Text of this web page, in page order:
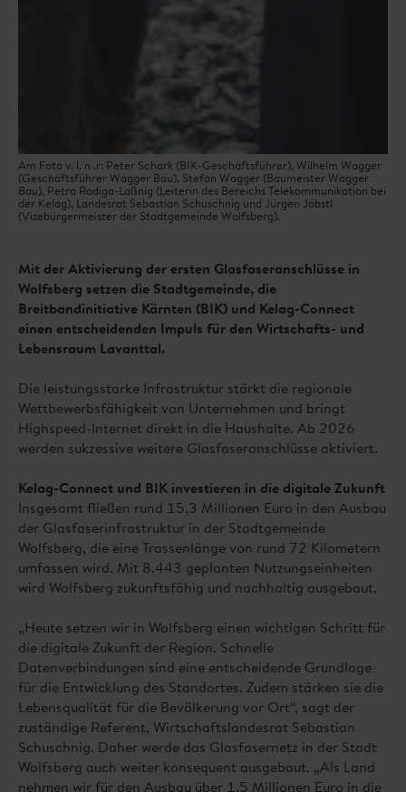
Am Foto v. l. n .r: Peter Schark (BIK-Geschäftsführer), Wilhelm Wagger
(Geschäftsführer Wagger Bau), Stefan Wagger (Baumeister Wagger
Bau), Petra Rodiga-Laßnig (Leiterin des Bereichs Telekommunikation bei
der Kelag), Landesrat Sebastian Schuschnig und Jürgen Jöbstl
(Vizebürgermeister der Stadtgemeinde Wolfsberg).
Mit der Aktivierung der ersten Glasfaseranschlüsse in
Wolfsberg setzen die Stadtgemeinde, die
Breitbandinitiative Kärnten (BIK) und Kelag-Connect
einen entscheidenden Impuls für den Wirtschafts- und
Lebensraum Lavanttal.
Die leistungsstarke Infrastruktur stärkt die regionale
Wettbewerbsfähigkeit von Unternehmen und bringt
Highspeed-Internet direkt in die Haushalte. Ab 2026
werden sukzessive weitere Glasfaseranschlüsse aktiviert.
Kelag-Connect und BIK investieren in die digitale Zukunft
Insgesamt fließen rund 15,3 Millionen Euro in den Ausbau
der Glasfaserinfrastruktur in der Stadtgemeinde
Wolfsberg, die eine Trassenlänge von rund 72 Kilometern
umfassen wird. Mit 8.443 geplanten Nutzungseinheiten
wird Wolfsberg zukunftsfähig und nachhaltig ausgebaut.
„Heute setzen wir in Wolfsberg einen wichtigen Schritt für
die digitale Zukunft der Region. Schnelle
Datenverbindungen sind eine entscheidende Grundlage
für die Entwicklung des Standortes. Zudem stärken sie die
Lebensqualität für die Bevölkerung vor Ort“, sagt der
zuständige Referent, Wirtschaftslandesrat Sebastian
Schuschnig. Daher werde das Glasfasernetz in der Stadt
Wolfsberg auch weiter konsequent ausgebaut. „Als Land
nehmen wir für den Ausbau über 1,5 Millionen Euro in die